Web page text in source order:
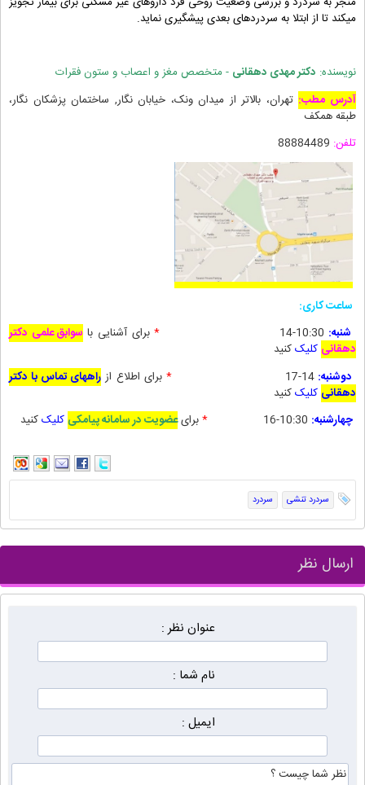
میکند تا از ابتلا به سردردهای بعدی پیشگیری نماید.
نویسنده: دکتر مهدی دهقانی - متخصص مغز و اعصاب و ستون فقرات
آدرس مطب: تهران، بالاتر از میدان ونک، خیابان نگار, ساختمان پزشکان نگار،
طبقه همکف
تلفن:
ساعت کاری:
شنبه:
*برای آشنایی با سوابق علمی دکتر
دهقانی کلیککنید
دوشنبه: 14-17
* برای اطلاع از راههای تماس با دکتر
دهقانی کلیککنید
چهارشنبه:
*برایعضویت در سامانه پیامکی کلیککنید
سردرد تنشی سردرد
ارسال نظر
عنوان نظر :
نام شما :
ایمیل :